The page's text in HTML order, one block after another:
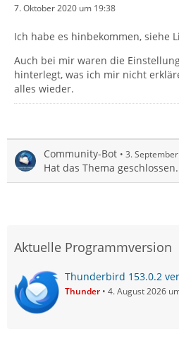
7. Oktober 2020 um 19:38
Ich habe es hinbekommen, siehe
Auch bei mir waren die
hinterlegt, was ich mir nicht
alles wieder.
Community-Bot 3.
Hat das Thema geschlossen.
Aktuelle Programmversion
Thunderbird 153.0.2
Thunder 4. August 2026